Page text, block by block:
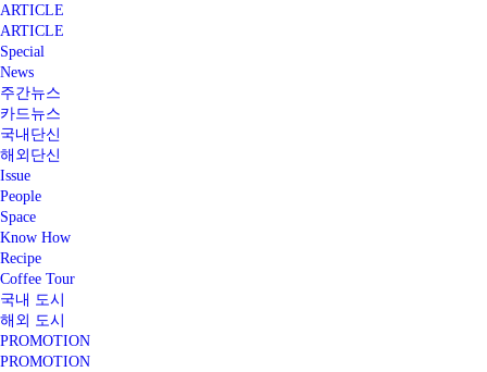
ARTICLE
ARTICLE
Special
News
주간뉴스
카드뉴스
국내단신
해외단신
Issue
People
Space
Know How
Recipe
Coffee Tour
국내 도시
해외 도시
PROMOTION
PROMOTION